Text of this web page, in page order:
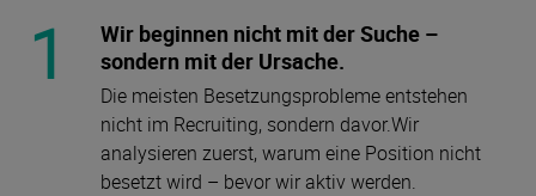
1
Wir beginnen nicht mit der Suche –
sondern mit der Ursache.
Die meisten Besetzungsprobleme entstehen
nicht im Recruiting, sondern davor.Wir
analysieren zuerst, warum eine Position nicht
besetzt wird – bevor wir aktiv werden.